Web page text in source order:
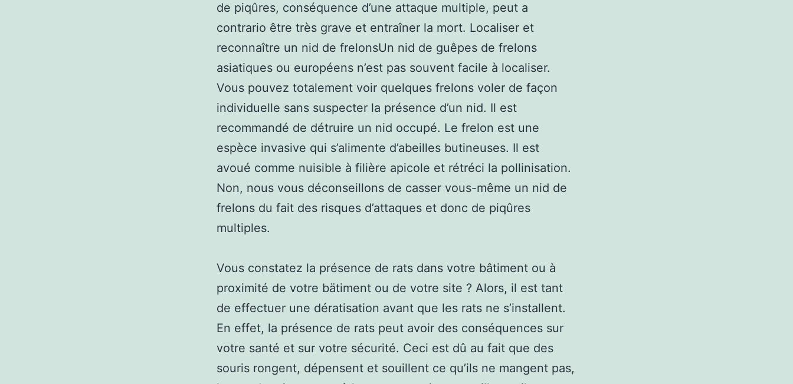
de piqûres, conséquence d’une attaque multiple, peut a
contrario être très grave et entraîner la mort. Localiser et
reconnaître un nid de frelonsUn nid de guêpes de frelons
asiatiques ou européens n’est pas souvent facile à localiser.
Vous pouvez totalement voir quelques frelons voler de façon
individuelle sans suspecter la présence d’un nid. Il est
recommandé de détruire un nid occupé. Le frelon est une
espèce invasive qui s’alimente d’abeilles butineuses. Il est
avoué comme nuisible à filière apicole et rétréci la pollinisation.
Non, nous vous déconseillons de casser vous-même un nid de
frelons du fait des risques d’attaques et donc de piqûres
multiples.
Vous constatez la présence de rats dans votre bâtiment ou à
proximité de votre bätiment ou de votre site ? Alors, il est tant
de effectuer une dératisation avant que les rats ne s’installent.
En effet, la présence de rats peut avoir des conséquences sur
votre santé et sur votre sécurité. Ceci est dû au fait que des
souris rongent, dépensent et souillent ce qu’ils ne mangent pas,